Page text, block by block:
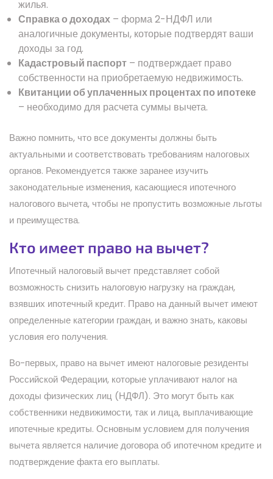
жилья.
Справка о доходах – форма 2-НДФЛ или
аналогичные документы, которые подтвердят ваши
доходы за год.
Кадастровый паспорт – подтверждает право
собственности на приобретаемую недвижимость.
Квитанции об уплаченных процентах по ипотеке
– необходимо для расчета суммы вычета.
Важно помнить, что все документы должны быть
актуальными и соответствовать требованиям налоговых
органов. Рекомендуется также заранее изучить
законодательные изменения, касающиеся ипотечного
налогового вычета, чтобы не пропустить возможные льготы
и преимущества.
Кто имеет право на вычет?
Ипотечный налоговый вычет представляет собой
возможность снизить налоговую нагрузку на граждан,
взявших ипотечный кредит. Право на данный вычет имеют
определенные категории граждан, и важно знать, каковы
условия его получения.
Во-первых, право на вычет имеют налоговые резиденты
Российской Федерации, которые уплачивают налог на
доходы физических лиц (НДФЛ). Это могут быть как
собственники недвижимости, так и лица, выплачивающие
ипотечные кредиты. Основным условием для получения
вычета является наличие договора об ипотечном кредите и
подтверждение факта его выплаты.